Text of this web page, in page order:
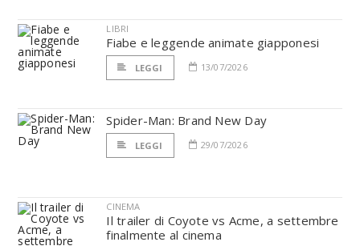
LIBRI
Fiabe e leggende animate giapponesi
LEGGI 13/07/2026
Spider-Man: Brand New Day
LEGGI 29/07/2026
CINEMA
Il trailer di Coyote vs Acme, a settembre
finalmente al cinema